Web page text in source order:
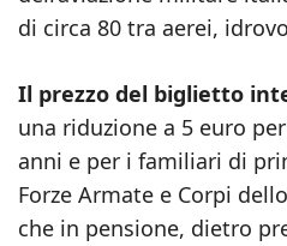
di circa 80 tra aerei,
Il prezzo del biglietto
una riduzione a 5 euro
anni e per i familiari di
Forze Armate e Corpi
che in pensione, dietro